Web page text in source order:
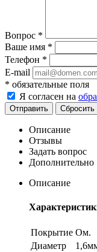
Вопрос *
Ваше имя *
Телефон *
E-mail
* обязательные поля
Я согласен на
Сбросить
Описание
Отзывы
Задать вопрос
Дополнительно
Описание
Покрытие Ом.
Диаметр